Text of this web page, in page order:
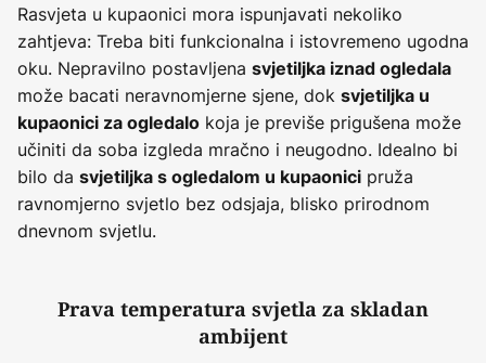
Rasvjeta u kupaonici mora ispunjavati nekoliko
zahtjeva: Treba biti funkcionalna i istovremeno ugodna
oku. Nepravilno postavljena svjetiljka iznad ogledala
može bacati neravnomjerne sjene, dok svjetiljka u
kupaonici za ogledalo koja je previše prigušena može
učiniti da soba izgleda mračno i neugodno. Idealno bi
bilo da svjetiljka s ogledalom u kupaonici pruža
ravnomjerno svjetlo bez odsjaja, blisko prirodnom
dnevnom svjetlu.
Prava temperatura svjetla za skladan
ambijent